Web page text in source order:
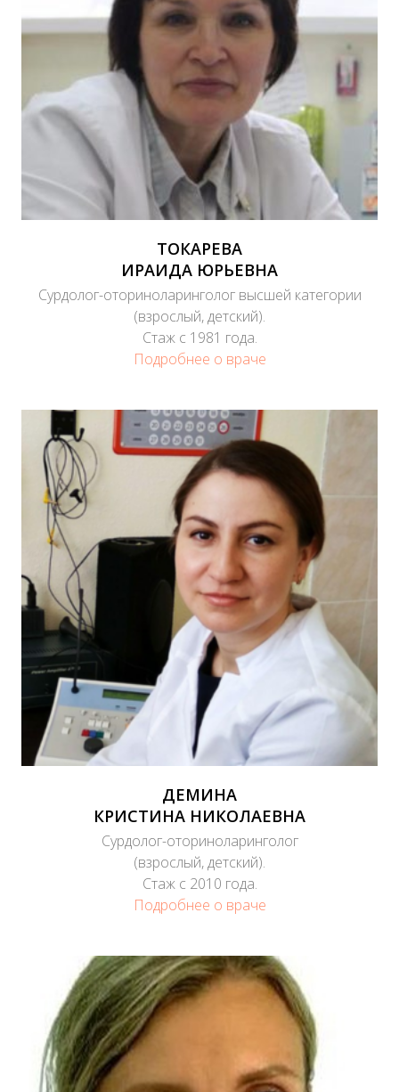
ТОКАРЕВА
ИРАИДА ЮРЬЕВНА
Сурдолог-оториноларинголог высшей категории
(взрослый, детский).
Стаж с 1981 года.
Подробнее о враче
ДЕМИНА
КРИСТИНА НИКОЛАЕВНА
Сурдолог-оториноларинголог
(взрослый, детский).
Стаж с 2010 года.
Подробнее о враче